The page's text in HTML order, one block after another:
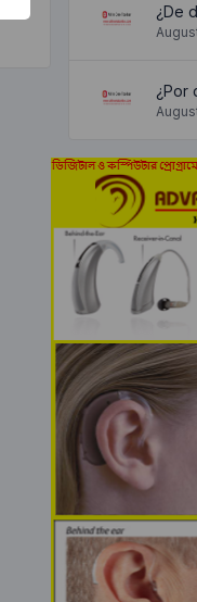
¿De
¿Por